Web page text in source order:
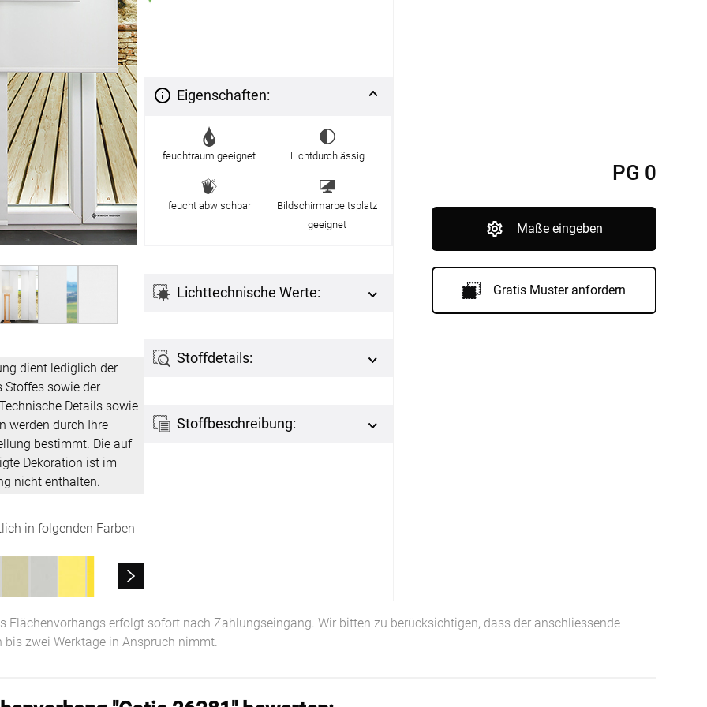
Mass
Zubehör
Massanfertigung
Fertiggrössen
Alle Dekostoffe
Zubehör
Versandinformation
Reklamation
Widerruf
Unsere Versandpartner:
dient lediglich der
Stoffes sowie der
Details sowie
werden durch Ihre
bestimmt. Die auf
Dekoration ist im
nicht enthalten.
in folgenden Farben
Eigenschaften:
feuchtraum geeignet Lichtdurchlässig
feucht abwischbar
Bildschirmarbeitsplatz
geeignet
Lichttechnische Werte:
Stoffdetails:
Stoffbeschreibung:
PG 0
Maße eingeben
Gratis Muster anfordern
Flächenvorhangs erfolgt sofort nach Zahlungseingang. Wir bitten zu berücksichtigen, dass der anschliessende
bis zwei Werktage in Anspruch nimmt.